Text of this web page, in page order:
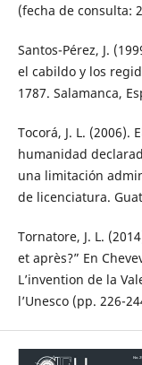
(fecha de consulta:
Santos-Pérez, J.
el cabildo y los
1787. Salamanca,
Tocorá, J. L.
humanidad
una limitación
de licenciatura.
Tornatore, J. L.
et après?” En
L’invention de la
l’Unesco (pp. 226-